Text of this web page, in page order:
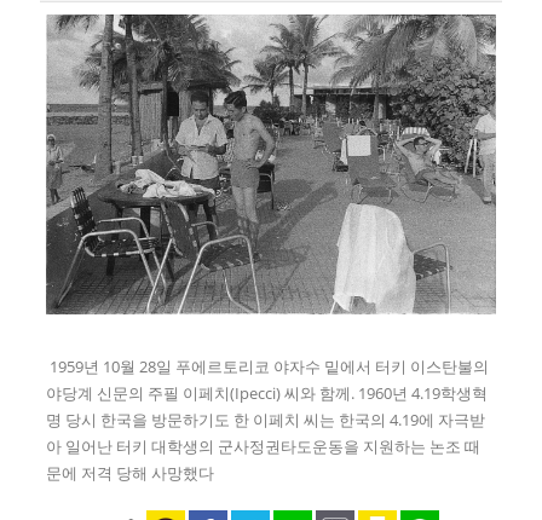
1959년 10월 28일 푸에르토리코 야자수 밑에서 터키 이스탄불의
야당계 신문의 주필 이페치(Ipecci) 씨와 함께. 1960년 4.19학생혁
명 당시 한국을 방문하기도 한 이페치 씨는 한국의 4.19에 자극받
아 일어난 터키 대학생의 군사정권타도운동을 지원하는 논조 때
문에 저격 당해 사망했다